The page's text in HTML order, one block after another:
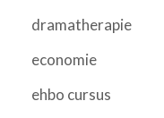
dramatherapie
economie
ehbo cursus